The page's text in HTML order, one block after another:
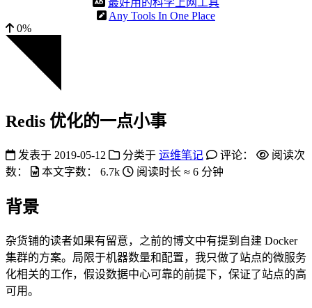
最好用的科学上网工具
Any Tools In One Place
0%
Redis 优化的一点小事
发表于 2019-05-12 分类于 运维笔记 评论：
阅读次
数：
本文字数： 6.7k 阅读时长 ≈ 6 分钟
背景
杂货铺的读者如果有留意，之前的博文中有提到自建 Docker
集群的方案。局限于机器数量和配置，我只做了站点的微服务
化相关的工作，假设数据中心可靠的前提下，保证了站点的高
可用。